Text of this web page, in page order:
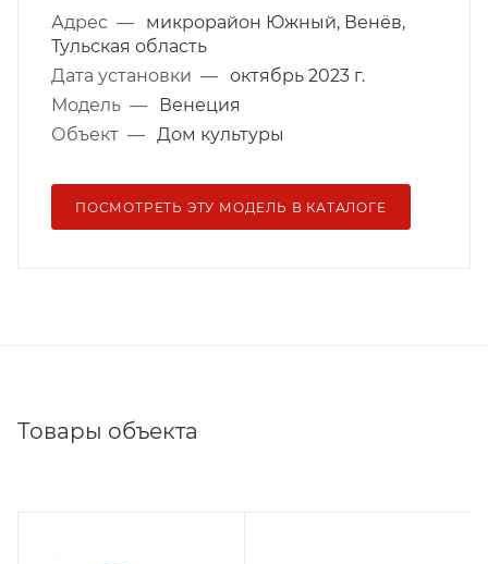
Адрес —
микрорайон Южный, Венёв,
Тульская область
Дата установки — октябрь 2023 г.
Модель —
Венеция
Объект — Дом культуры
ПОСМОТРЕТЬ ЭТУ МОДЕЛЬ В КАТАЛОГЕ
Товары объекта